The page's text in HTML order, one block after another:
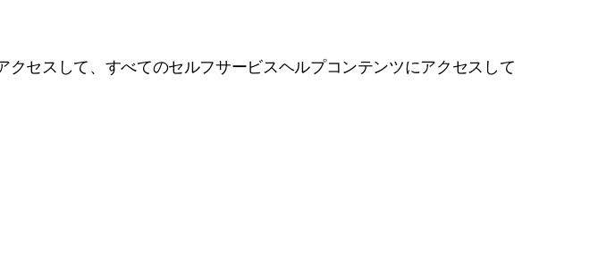
セスして、すべてのセルフサービスヘルプコンテンツにアクセスして